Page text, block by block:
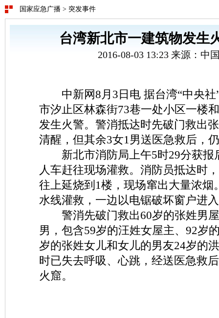
国家应急广播 > 突发事件
台湾新北市一建筑物发生
2016-08-03 13:23 来源：中
中新网8月3日电 据台湾“中央社
市汐止区林森街73巷一处小区一楼
发生火警。警消抵达时先破门救出
清醒，但其余3女1男送医急救后，
新北市消防局上午5时29分获报
人车赶往现场灌救。消防员抵达时
往上延烧到1楼，现场窜出大量浓烟
水线灌救，一边以电锯破坏窗户进
警消先破门救出60岁的张姓男屋
男，包含59岁的汪姓女屋主、92岁
岁的张姓女儿和女儿的男友24岁的
时已失去呼吸、心跳，经送医急救
火窟。